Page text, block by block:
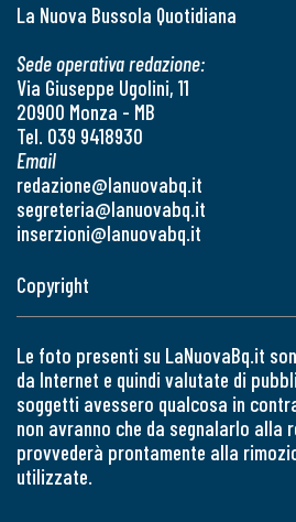
La Nuova Bussola Quotidiana
Sede operativa redazione:
Via Giuseppe Ugolini, 11
20900 Monza - MB
Tel. 039 9418930
Email
redazione@lanuovabq.it
segreteria@lanuovabq.it
inserzioni@lanuovabq.it
Copyright
Le foto presenti su LaNuovaBq.it
da Internet e quindi valutate di
soggetti avessero qualcosa in
non avranno che da segnalarlo alla
provvederà prontamente alla
utilizzate.